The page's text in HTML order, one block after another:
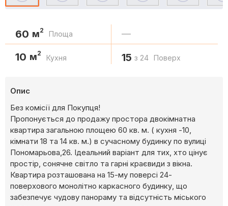
60 м2 Площа —
10 м2
Кухня 15 з 24 Поверх
Опис
Без комісії для Покупця!
Пропонується до продажу простора двокімнатна
квартира загальною площею 60 кв. м. ( кухня -10,
кімнати 18 та 14 кв. м.) в сучасному будинку по вулиці
Пономарьова,26. Ідеальний варіант для тих, хто цінує
простір, сонячне світло та гарні краєвиди з вікна.
Квартира розташована на 15-му поверсі 24-
поверхового монолітно каркасного будинку, що
забезпечує чудову панораму та відсутність міського